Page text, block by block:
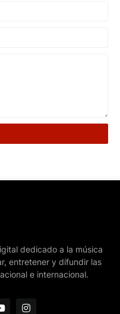
dedicado a la música
entretener y difundir las
e internacional.